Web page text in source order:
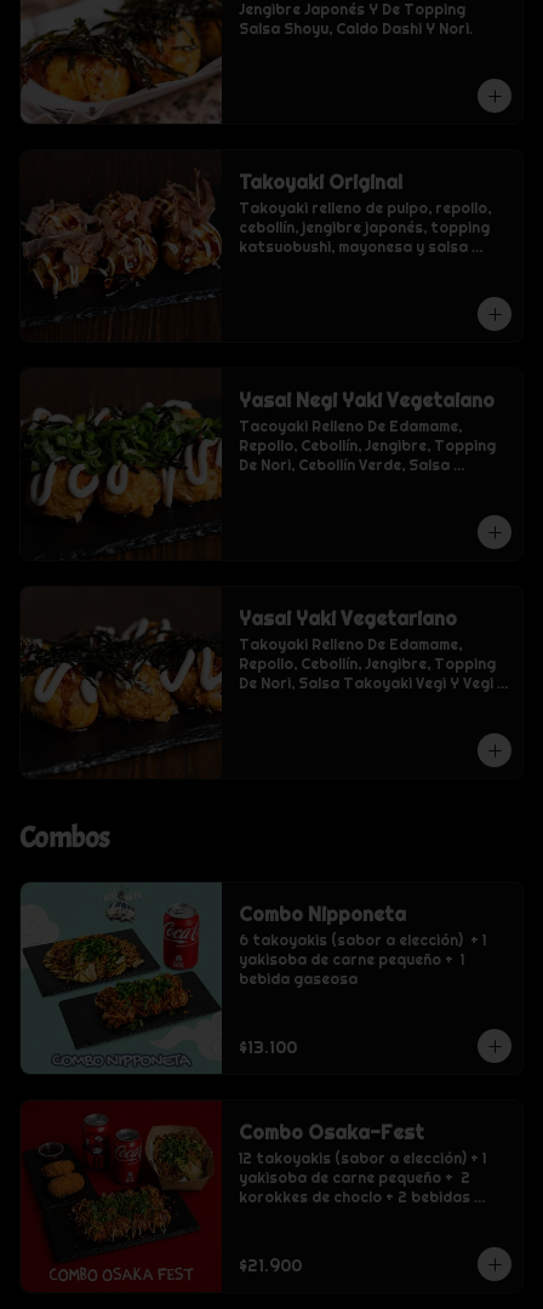
Jengibre Japonés Y De Topping
Salsa Shoyu, Caldo Dashi Y Nori.
Takoyaki Original
Takoyaki relleno de pulpo, repollo,
cebollín, jengibre japonés, topping
katsuobushi, mayonesa y salsa
Yasai Negi Yaki Vegetaiano
Tacoyaki Relleno De Edamame,
Repollo, Cebollín, Jengibre, Topping
De Nori, Cebollín Verde, Salsa
Yasai Yaki Vegetariano
Takoyaki Relleno De Edamame,
Repollo, Cebollín, Jengibre, Topping
De Nori, Salsa Takoyaki Vegi Y Vegi
Combos
Combo Nipponeta
6 takoyakis (sabor a elección)  + 1
yakisoba de carne pequeño +  1
bebida gaseosa
$13.100
Combo Osaka-Fest
12 takoyakis (sabor a elección) + 1
yakisoba de carne pequeño +  2
korokkes de choclo + 2 bebidas
$21.900